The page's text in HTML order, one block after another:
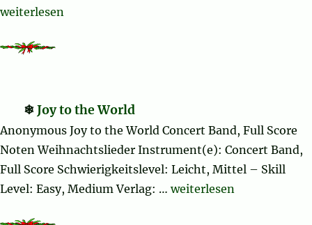
„Panis Angelicus“
weiterlesen
Joy to the World
Anonymous Joy to the World Concert Band, Full Score
Noten Weihnachtslieder Instrument(e): Concert Band,
Full Score Schwierigkeitslevel: Leicht, Mittel – Skill
Level: Easy, Medium Verlag: …„Joy to the World“
weiterlesen